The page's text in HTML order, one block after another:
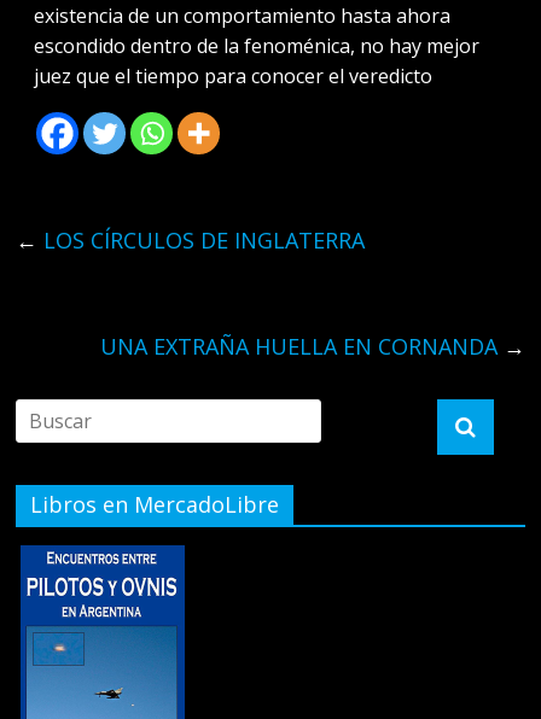
existencia de un comportamiento hasta ahora
escondido dentro de la fenoménica, no hay mejor
juez que el tiempo para conocer el veredicto
← LOS CÍRCULOS DE INGLATERRA
UNA EXTRAÑA HUELLA EN CORNANDA →
Libros en MercadoLibre